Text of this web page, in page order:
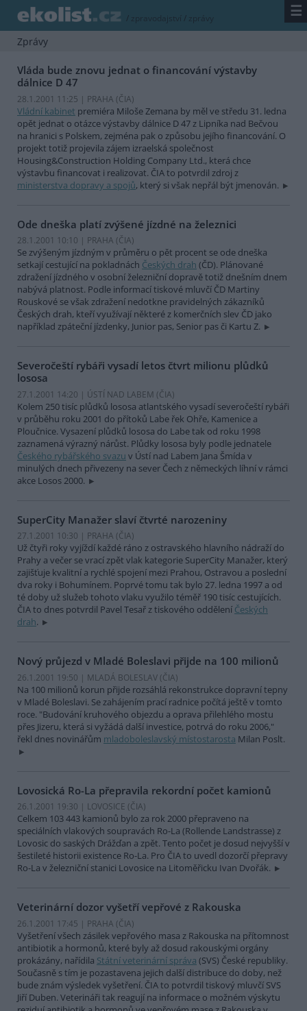
/ zpravodajství / zprávy ☰
Zprávy
Vláda bude znovu jednat o financování výstavby
dálnice D 47
28.1.2001 11:25 | PRAHA (ČIA)
Vládní kabinet premiéra Miloše Zemana by měl ve středu 31. ledna
opět jednat o otázce výstavby dálnice D 47 z Lipníka nad Bečvou
na hranici s Polskem, zejména pak o způsobu jejího financování. O
projekt totiž projevila zájem izraelská společnost
Housing&Construction Holding Company Ltd., která chce
výstavbu financovat i realizovat. ČIA to potvrdil zdroj z
ministerstva dopravy a spojů, který si však nepřál být jmenován.
Ode dneška platí zvýšené jízdné na železnici
28.1.2001 10:10 | PRAHA (ČIA)
Se zvýšeným jízdným v průměru o pět procent se ode dneška
setkají cestující na pokladnách Českých drah (ČD). Plánované
zdražení jízdného v osobní železniční dopravě totiž dnešním dnem
nabývá platnost. Podle informací tiskové mluvčí ČD Martiny
Rouskové se však zdražení nedotkne pravidelných zákazníků
Českých drah, kteří využívají některé z komerčních slev ČD jako
například zpáteční jízdenky, Junior pas, Senior pas či Kartu Z.
Severočeští rybáři vysadí letos čtvrt milionu plůdků
lososa
27.1.2001 14:20 | ÚSTÍ NAD LABEM (ČIA)
Kolem 250 tisíc plůdků lososa atlantského vysadí severočeští rybáři
v průběhu roku 2001 do přítoků Labe řek Ohře, Kamenice a
Ploučnice. Vysazení plůdků lososa do Labe tak od roku 1998
zaznamená výrazný nárůst. Plůdky lososa byly podle jednatele
Českého rybářského svazu v Ústí nad Labem Jana Šmída v
minulých dnech přivezeny na sever Čech z německých líhní v rámci
akce Losos 2000.
SuperCity Manažer slaví čtvrté narozeniny
27.1.2001 10:30 | PRAHA (ČIA)
Už čtyři roky vyjíždí každé ráno z ostravského hlavního nádraží do
Prahy a večer se vrací zpět vlak kategorie SuperCity Manažer, který
zajišťuje kvalitní a rychlé spojení mezi Prahou, Ostravou a poslední
dva roky i Bohumínem. Poprvé tomu tak bylo 27. ledna 1997 a od
té doby už služeb tohoto vlaku využilo téměř 190 tisíc cestujících.
ČIA to dnes potvrdil Pavel Tesař z tiskového oddělení Českých
drah.
Nový průjezd v Mladé Boleslavi přijde na 100 milionů
26.1.2001 19:50 | MLADÁ BOLESLAV (ČIA)
Na 100 milionů korun přijde rozsáhlá rekonstrukce dopravní tepny
v Mladé Boleslavi. Se zahájením prací radnice počítá ještě v tomto
roce. "Budování kruhového objezdu a oprava přilehlého mostu
přes Jizeru, která si vyžádá další investice, potrvá do roku 2006,"
řekl dnes novinářům mladoboleslavský místostarosta Milan Poslt.
Lovosická Ro-La přepravila rekordní počet kamionů
26.1.2001 19:30 | LOVOSICE (ČIA)
Celkem 103 443 kamionů bylo za rok 2000 přepraveno na
speciálních vlakových soupravách Ro-La (Rollende Landstrasse) z
Lovosic do saských Drážďan a zpět. Tento počet je dosud nejvyšší v
šestileté historii existence Ro-La. Pro ČIA to uvedl dozorčí přepravy
Ro-La v železniční stanici Lovosice na Litoměřicku Ivan Dvořák.
Veterinární dozor vyšetří vepřové z Rakouska
26.1.2001 17:45 | PRAHA (ČIA)
Vyšetření všech zásilek vepřového masa z Rakouska na přítomnost
antibiotik a hormonů, které byly až dosud rakouskými orgány
prokázány, nařídila Státní veterinární správa (SVS) České republiky.
Současně s tím je pozastavena jejich další distribuce do doby, než
bude znám výsledek vyšetření. ČIA to potvrdil tiskový mluvčí SVS
Jiří Duben. Veterináři tak reagují na informace o možném výskytu